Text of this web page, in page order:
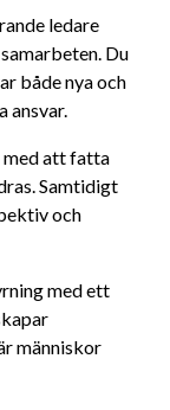
ledare
Du
både nya och
ansvar.
med att fatta
Samtidigt
och
med ett
människor